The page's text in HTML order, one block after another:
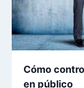
Cómo
en público